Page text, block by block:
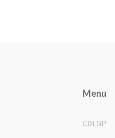
Menu
CDLGP